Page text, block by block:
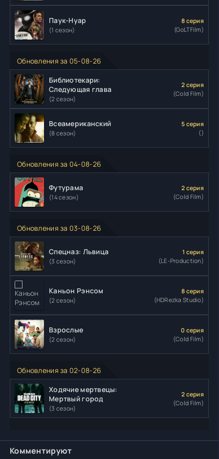
Паук-Нуар
(1 сезон)
8 серия
(GoLTFilm)
Обновления за 05-08-26
Библиотекари:
Следующая глава
(2 сезон)
2 серия
(Cold Film)
Всеамериканский
(8 сезон)
5 серия
()
Обновления за 04-08-26
Футурама
(14 сезон)
2 серия
(Cold Film)
Обновления за 03-08-26
Спецназ: Львица
(3 сезон)
1 серия
(LE-Production)
Каньон Рэнсом
(2 сезон)
8 серия
(HDRezka Studio)
Взрослые
(2 сезон)
0 серия
(Cold Film)
Обновления за 02-08-26
Ходячие мертвецы:
Мертвый город
(3 сезон)
2 серия
(Cold Film)
Комментируют